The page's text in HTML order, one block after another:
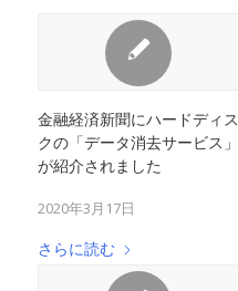
金融経済新聞にハードディス
クの「データ消去サービス」
が紹介されました
2020年3月17日
さらに読む